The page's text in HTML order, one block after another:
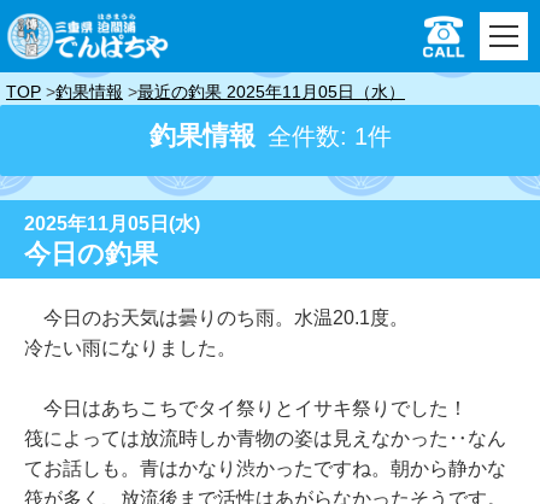
TOP 釣果情報 最近の釣果 2025年11月05日（水）
釣果情報 全件数: 1件
2025年11月05日(水)
今日の釣果
今日のお天気は曇りのち雨。水温20.1度。
冷たい雨になりました。
今日はあちこちでタイ祭りとイサキ祭りでした！
筏によっては放流時しか青物の姿は見えなかった‥なん
てお話しも。青はかなり渋かったですね。 朝から静かな
筏が多く、放流後まで活性はあがらなかったそうです。